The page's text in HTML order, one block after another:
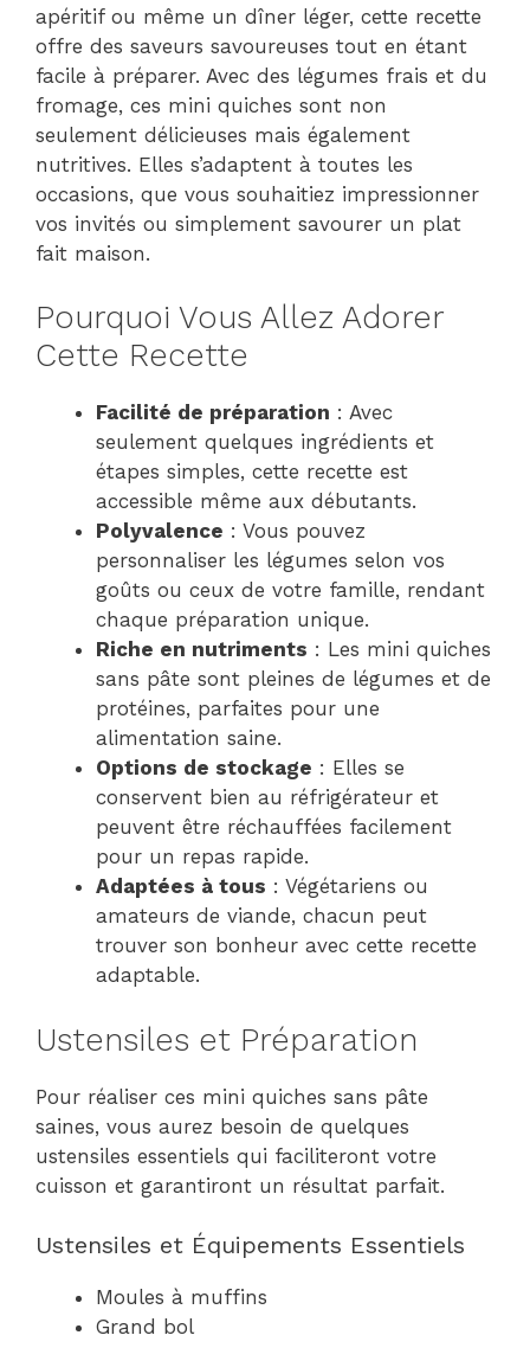
apéritif ou même un dîner léger, cette recette
offre des saveurs savoureuses tout en étant
facile à préparer. Avec des légumes frais et du
fromage, ces mini quiches sont non
seulement délicieuses mais également
nutritives. Elles s’adaptent à toutes les
occasions, que vous souhaitiez impressionner
vos invités ou simplement savourer un plat
fait maison.
Pourquoi Vous Allez Adorer
Cette Recette
Facilité de préparation : Avec
seulement quelques ingrédients et
étapes simples, cette recette est
accessible même aux débutants.
Polyvalence : Vous pouvez
personnaliser les légumes selon vos
goûts ou ceux de votre famille, rendant
chaque préparation unique.
Riche en nutriments : Les mini quiches
sans pâte sont pleines de légumes et de
protéines, parfaites pour une
alimentation saine.
Options de stockage : Elles se
conservent bien au réfrigérateur et
peuvent être réchauffées facilement
pour un repas rapide.
Adaptées à tous : Végétariens ou
amateurs de viande, chacun peut
trouver son bonheur avec cette recette
adaptable.
Ustensiles et Préparation
Pour réaliser ces mini quiches sans pâte
saines, vous aurez besoin de quelques
ustensiles essentiels qui faciliteront votre
cuisson et garantiront un résultat parfait.
Ustensiles et Équipements Essentiels
Moules à muffins
Grand bol